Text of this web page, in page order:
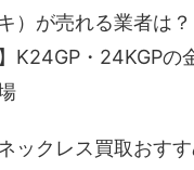
）が売れる業者は
K24GP・24KGPの
ックレス買取おすす